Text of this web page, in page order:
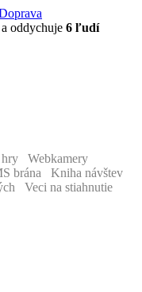
a oddychuje 6 ľudí
hry Webkamery
brána Kniha návštev
Veci na stiahnutie